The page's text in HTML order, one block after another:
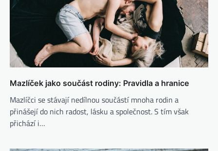
Mazlíček jako součást rodiny: Pravidla a hranice
Mazlíčci se stávají nedílnou součástí mnoha rodin a
přinášejí do nich radost, lásku a společnost. S tím však
přichází i…